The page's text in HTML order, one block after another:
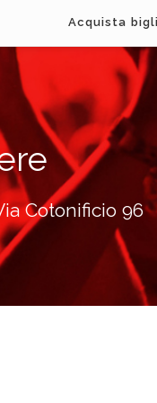
Acquista
Cotonificio 96